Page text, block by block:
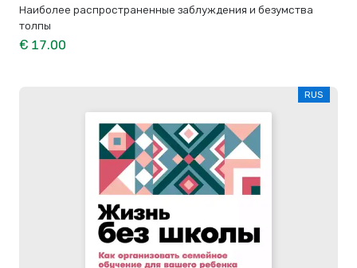
Наиболее распространенные заблуждения и безумства
толпы
€ 17.00
RUS